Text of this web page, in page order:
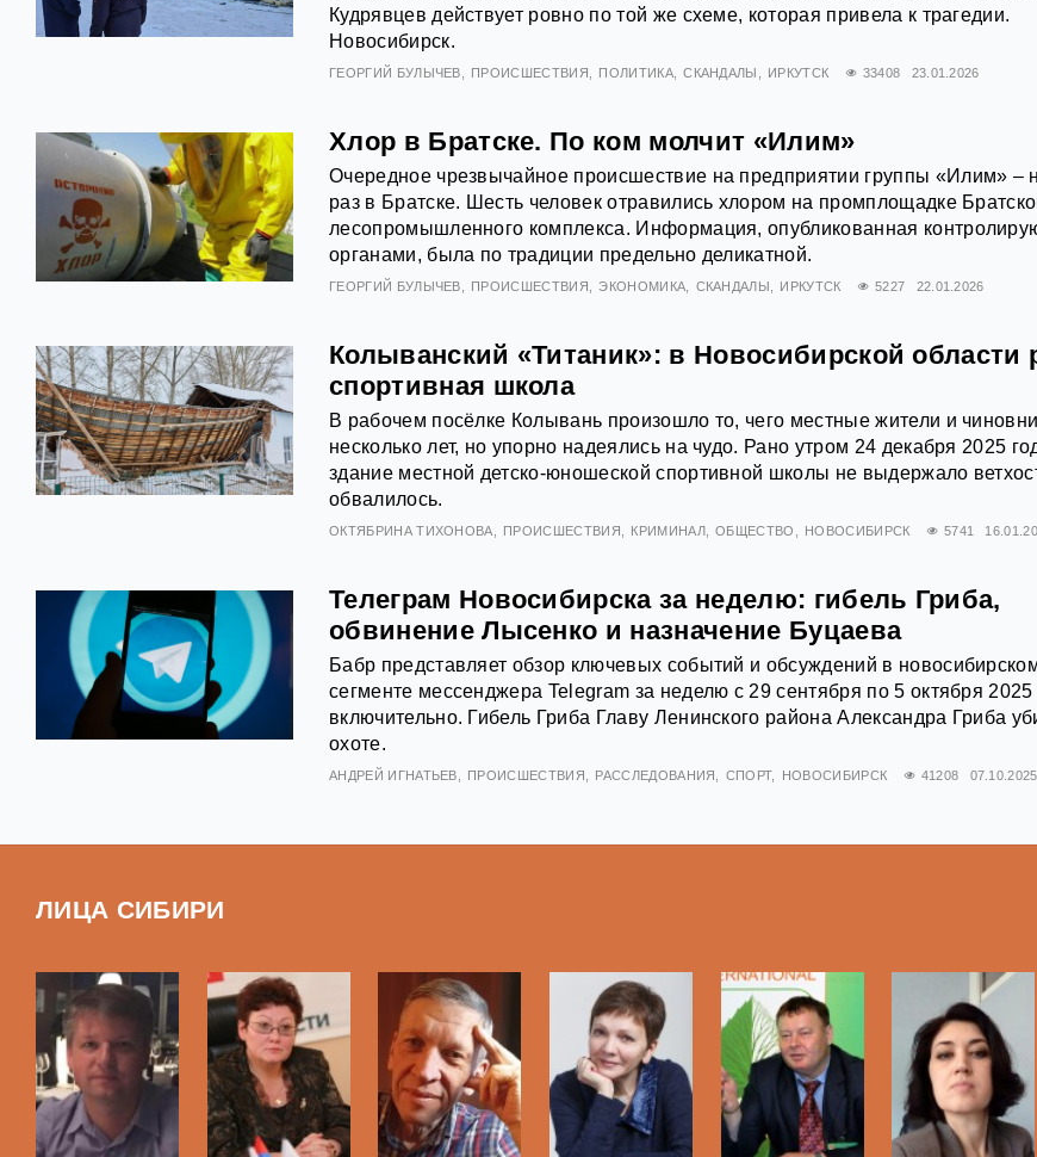
Кудрявцев действует ровно по той же схеме, которая привела к трагедии.
Новосибирск.
ГЕОРГИЙ БУЛЫЧЕВ ПРОИСШЕСТВИЯ ПОЛИТИКА СКАНДАЛЫ ИРКУТСК 33408 23.01.2026
Хлор в Братске. По ком молчит «Илим»
Очередное чрезвычайное происшествие на предприятии группы «Илим» –
раз в Братске. Шесть человек отравились хлором на промплощадке
лесопромышленного комплекса. Информация, опубликованная
органами, была по традиции предельно деликатной.
ГЕОРГИЙ БУЛЫЧЕВ ПРОИСШЕСТВИЯ ЭКОНОМИКА СКАНДАЛЫ ИРКУТСК 5227 22.01.2026
Колыванский «Титаник»: в Новосибирской области
спортивная школа
В рабочем посёлке Колывань произошло то, чего местные жители и
несколько лет, но упорно надеялись на чудо. Рано утром 24 декабря 2025
здание местной детско-юношеской спортивной школы не выдержало
обвалилось.
ОКТЯБРИНА ТИХОНОВА ПРОИСШЕСТВИЯ КРИМИНАЛ ОБЩЕСТВО НОВОСИБИРСК 5741
Телеграм Новосибирска за неделю: гибель Гриба,
обвинение Лысенко и назначение Буцаева
Бабр представляет обзор ключевых событий и обсуждений в
сегменте мессенджера Telegram за неделю с 29 сентября по 5 октября 2025
включительно. Гибель Гриба Главу Ленинского района Александра Гриба
охоте.
АНДРЕЙ ИГНАТЬЕВ ПРОИСШЕСТВИЯ РАССЛЕДОВАНИЯ СПОРТ НОВОСИБИРСК 41208 07.10.2025
ЛИЦА СИБИРИ